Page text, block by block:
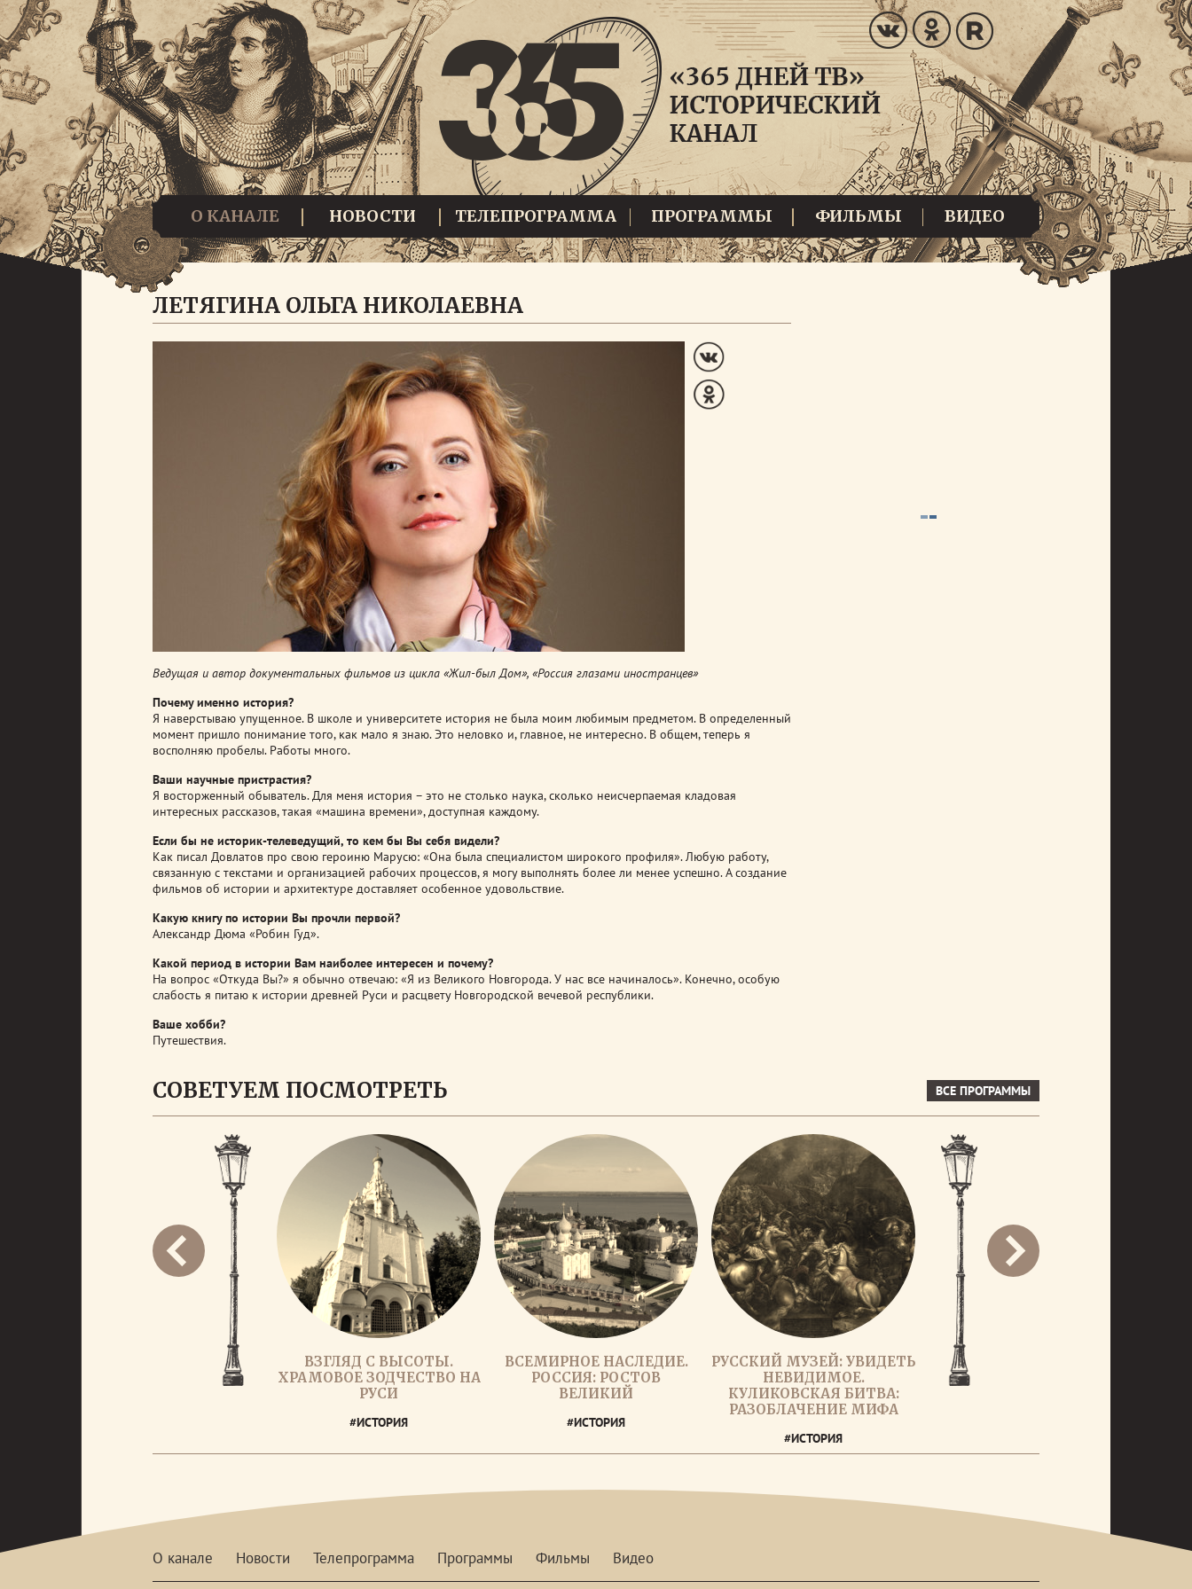
О КАНАЛЕ НОВОСТИ ТЕЛЕПРОГРАММА ПРОГРАММЫ ФИЛЬМЫ ВИДЕО
ЛЕТЯГИНА ОЛЬГА НИКОЛАЕВНА
Ведущая и автор документальных фильмов из цикла «Жил-был Дом», «Россия глазами иностранцев»
Почему именно история?
Я наверстываю упущенное. В школе и университете история не была моим любимым предметом. В определенный
момент пришло понимание того, как мало я знаю. Это неловко и, главное, не интересно. В общем, теперь я
восполняю пробелы. Работы много.
Ваши научные пристрастия?
Я восторженный обыватель. Для меня история – это не столько наука, сколько неисчерпаемая кладовая
интересных рассказов, такая «машина времени», доступная каждому.
Если бы не историк-телеведущий, то кем бы Вы себя видели?
Как писал Довлатов про свою героиню Марусю: «Она была специалистом широкого профиля». Любую работу,
связанную с текстами и организацией рабочих процессов, я могу выполнять более ли менее успешно. А создание
фильмов об истории и архитектуре доставляет особенное удовольствие.
Какую книгу по истории Вы прочли первой?
Александр Дюма «Робин Гуд».
Какой период в истории Вам наиболее интересен и почему?
На вопрос «Откуда Вы?» я обычно отвечаю: «Я из Великого Новгорода. У нас все начиналось». Конечно, особую
слабость я питаю к истории древней Руси и расцвету Новгородской вечевой республики.
Ваше хобби?
Путешествия.
СОВЕТУЕМ ПОСМОТРЕТЬ ВСЕ ПРОГРАММЫ
ВЗГЛЯД С ВЫСОТЫ.
ХРАМОВОЕ ЗОДЧЕСТВО НА
РУСИ
#ИСТОРИЯ
ВСЕМИРНОЕ НАСЛЕДИЕ.
РОССИЯ: РОСТОВ
ВЕЛИКИЙ
#ИСТОРИЯ
РУССКИЙ МУЗЕЙ: УВИДЕТЬ
НЕВИДИМОЕ.
КУЛИКОВСКАЯ БИТВА:
РАЗОБЛАЧЕНИЕ МИФА
#ИСТОРИЯ
О канале Новости Телепрограмма Программы Фильмы Видео